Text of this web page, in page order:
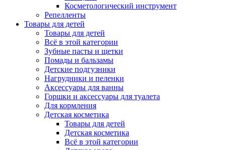
Косметологический инструмент
Репелленты
Товары для детей
Товары для детей
Всё в этой категории
Зубные пасты и щетки
Помады и бальзамы
Детские подгузники
Нагрудники и пеленки
Аксессуары для ванны
Горшки и аксессуары для туалета
Для кормления
Детская косметика
Товары для детей
Детская косметика
Всё в этой категории